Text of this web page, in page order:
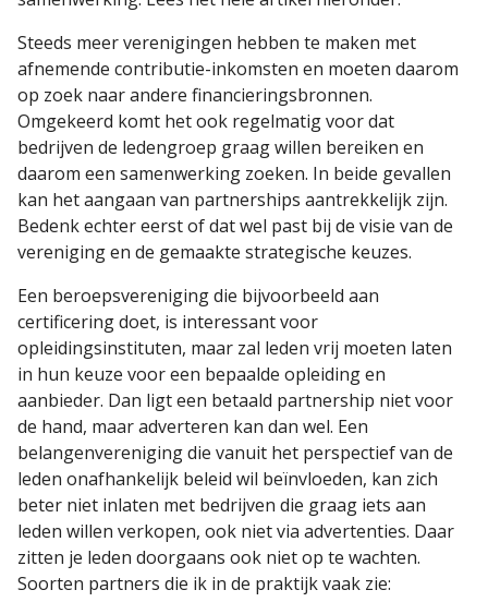
Steeds meer verenigingen hebben te maken met
afnemende contributie-inkomsten en moeten daarom
op zoek naar andere financieringsbronnen.
Omgekeerd komt het ook regelmatig voor dat
bedrijven de ledengroep graag willen bereiken en
daarom een samenwerking zoeken. In beide gevallen
kan het aangaan van partnerships aantrekkelijk zijn.
Bedenk echter eerst of dat wel past bij de visie van de
vereniging en de gemaakte strategische keuzes.
Een beroepsvereniging die bijvoorbeeld aan
certificering doet, is interessant voor
opleidingsinstituten, maar zal leden vrij moeten laten
in hun keuze voor een bepaalde opleiding en
aanbieder. Dan ligt een betaald partnership niet voor
de hand, maar adverteren kan dan wel. Een
belangenvereniging die vanuit het perspectief van de
leden onafhankelijk beleid wil beïnvloeden, kan zich
beter niet inlaten met bedrijven die graag iets aan
leden willen verkopen, ook niet via advertenties. Daar
zitten je leden doorgaans ook niet op te wachten.
Soorten partners die ik in de praktijk vaak zie: